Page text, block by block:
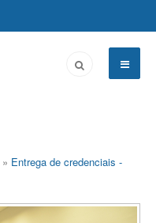
» Entrega de credenciais -